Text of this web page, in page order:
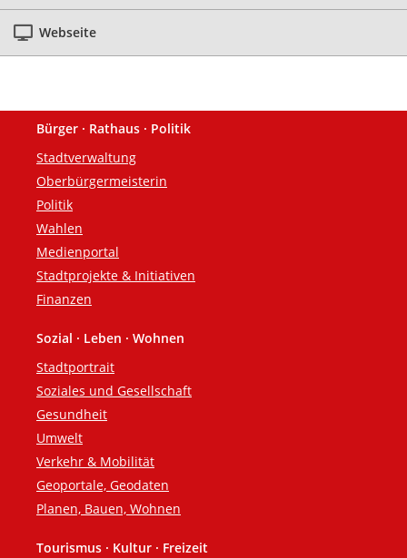
Webseite
Fußzeile
Bürger · Rathaus · Politik
Stadtverwaltung
Oberbürgermeisterin
Politik
Wahlen
Medienportal
Stadtprojekte & Initiativen
Finanzen
Sozial · Leben · Wohnen
Stadtportrait
Soziales und Gesellschaft
Gesundheit
Umwelt
Verkehr & Mobilität
Geoportale, Geodaten
Planen, Bauen, Wohnen
Tourismus · Kultur · Freizeit